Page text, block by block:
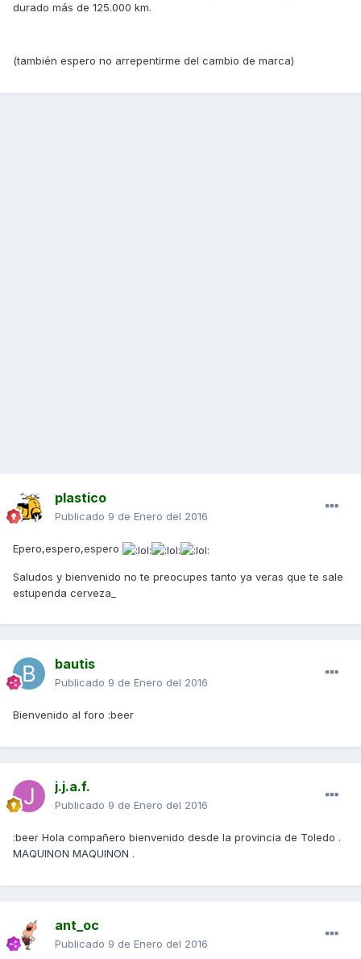
durado más de 125.000 km.
(también espero no arrepentirme del cambio de marca)
plastico
Publicado 9 de Enero del 2016
Epero,espero,espero
Saludos y bienvenido no te preocupes tanto ya veras que te sale
estupenda cerveza_
bautis
Publicado 9 de Enero del 2016
Bienvenido al foro :beer
j.j.a.f.
Publicado 9 de Enero del 2016
:beer Hola compañero bienvenido desde la provincia de Toledo .
MAQUINON MAQUINON .
ant_oc
Publicado 9 de Enero del 2016